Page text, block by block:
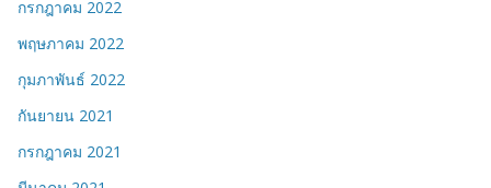
กรกฎาคม 2022
พฤษภาคม 2022
กุมภาพันธ์ 2022
กันยายน 2021
กรกฎาคม 2021